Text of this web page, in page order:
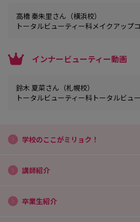
高橋 秦朱里さん（横浜校）
トータルビューティー科メイクアップ
インナービューティー動画
鈴木 夏菜さん（札幌校）
トータルビューティー科トータルビュ
学校のここがミリョク！
講師紹介
卒業生紹介